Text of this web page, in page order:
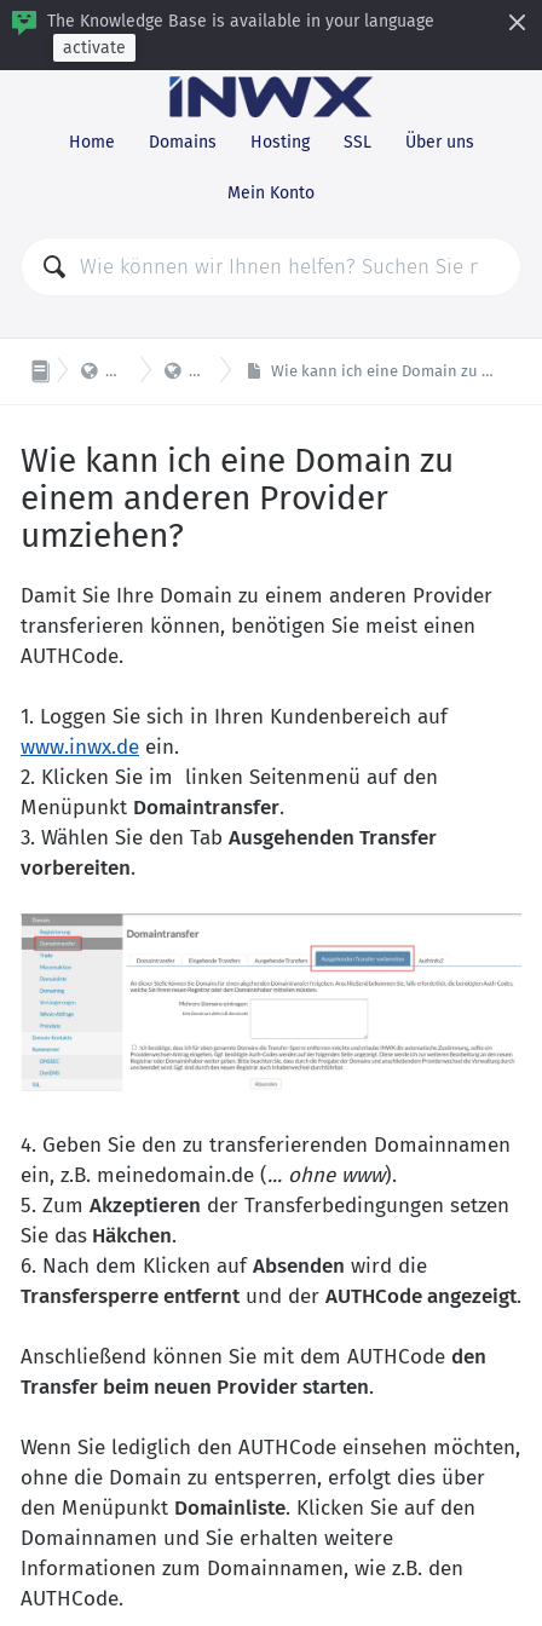
The Knowledge Base is available in your language
activate
Home Domains Hosting SSL Über uns
Mein Konto
 Domains Transfer Wie kann ich eine Domain zu einem anderen Provider umziehen?
Wie kann ich eine Domain zu
einem anderen Provider
umziehen?
Damit Sie Ihre Domain zu einem anderen Provider
transferieren können, benötigen Sie meist einen
AUTHCode.
1. Loggen Sie sich in Ihren Kundenbereich auf
www.inwx.de ein.
2. Klicken Sie im linken Seitenmenü auf den
Menüpunkt Domaintransfer.
3. Wählen Sie den Tab Ausgehenden Transfer
vorbereiten.
4. Geben Sie den zu transferierenden Domainnamen
ein, z.B. meinedomain.de (... ohne www).
5. Zum Akzeptieren der Transferbedingungen setzen
Sie das Häkchen.
6. Nach dem Klicken aufAbsenden wird die
Transfersperre entferntund der AUTHCode angezeigt.
Anschließend können Sie mit dem AUTHCode den
Transfer beim neuen Provider starten.
Wenn Sie lediglich den AUTHCode einsehen möchten,
ohne die Domain zu entsperren, erfolgt dies über
den Menüpunkt Domainliste. Klicken Sie auf den
Domainnamen und Sie erhalten weitere
Informationen zum Domainnamen, wie z.B. den
AUTHCode.